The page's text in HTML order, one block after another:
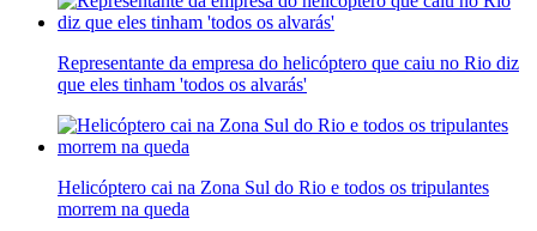
Representante da empresa do helicóptero que caiu no Rio diz
que eles tinham 'todos os alvarás'
Helicóptero cai na Zona Sul do Rio e todos os tripulantes
morrem na queda